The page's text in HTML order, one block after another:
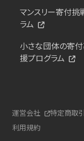
マンスリー寄付挑
ラム
小さな団体の寄
援プログラム
運営会社 特定商取
利用規約